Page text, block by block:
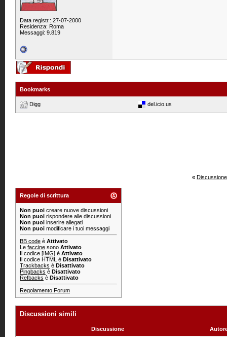
Data registr.: 27-07-2000
Residenza: Roma
Messaggi: 9.819
Bookmarks
Digg del.icio.us
«
Regole di scrittura
Non puoi creare nuove discussioni
Non puoi rispondere alle discussioni
Non puoi inserire allegati
Non puoi modificare i tuoi messaggi
BB code è Attivato
Le faccine sono Attivato
Il codice [IMG] è Attivato
Il codice HTML è Disattivato
Trackbacks è Disattivato
Pingbacks è Disattivato
Refbacks è Disattivato
Regolamento Forum
Discussioni simili
Discussione